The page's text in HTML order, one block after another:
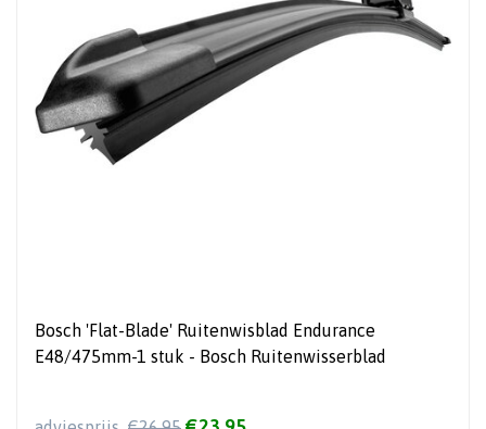
Bosch 'Flat-Blade' Ruitenwisblad Endurance
E48/475mm-1 stuk - Bosch Ruitenwisserblad